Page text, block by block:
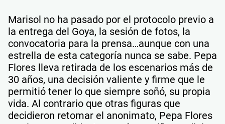
Marisol no ha pasado por el protocolo previo a
la entrega del Goya, la sesión de fotos, la
convocatoria para la prensa…aunque con una
estrella de esta categoría nunca se sabe. Pepa
Flores lleva retirada de los escenarios más de
30 años, una decisión valiente y firme que le
permitió tener lo que siempre soñó, su propia
vida. Al contrario que otras figuras que
decidieron retomar el anonimato, Pepa Flores